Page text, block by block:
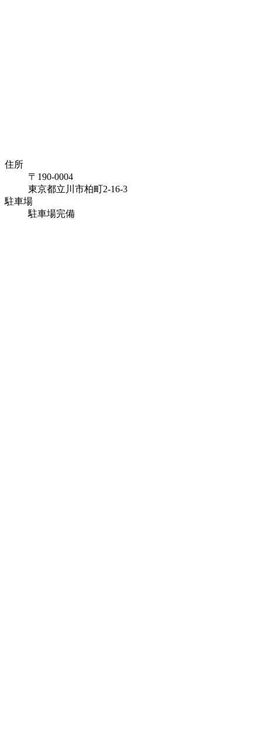
住所
〒190-0004
東京都立川市柏町2-16-3
駐車場
駐車場完備